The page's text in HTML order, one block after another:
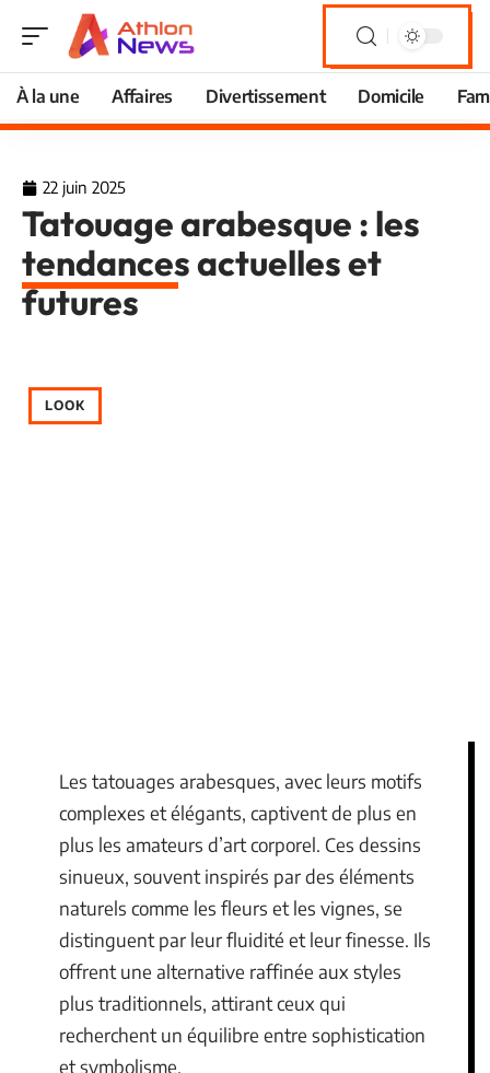
À la une Affaires Divertissement Domicile
22 juin 2025
Tatouage arabesque : les
tendances actuelles et
futures
LOOK
Les tatouages arabesques, avec leurs motifs
complexes et élégants, captivent de plus en
plus les amateurs d’art corporel. Ces dessins
sinueux, souvent inspirés par des éléments
naturels comme les fleurs et les vignes, se
distinguent par leur fluidité et leur finesse. Ils
offrent une alternative raffinée aux styles
plus traditionnels, attirant ceux qui
recherchent un équilibre entre sophistication
et symbolisme.